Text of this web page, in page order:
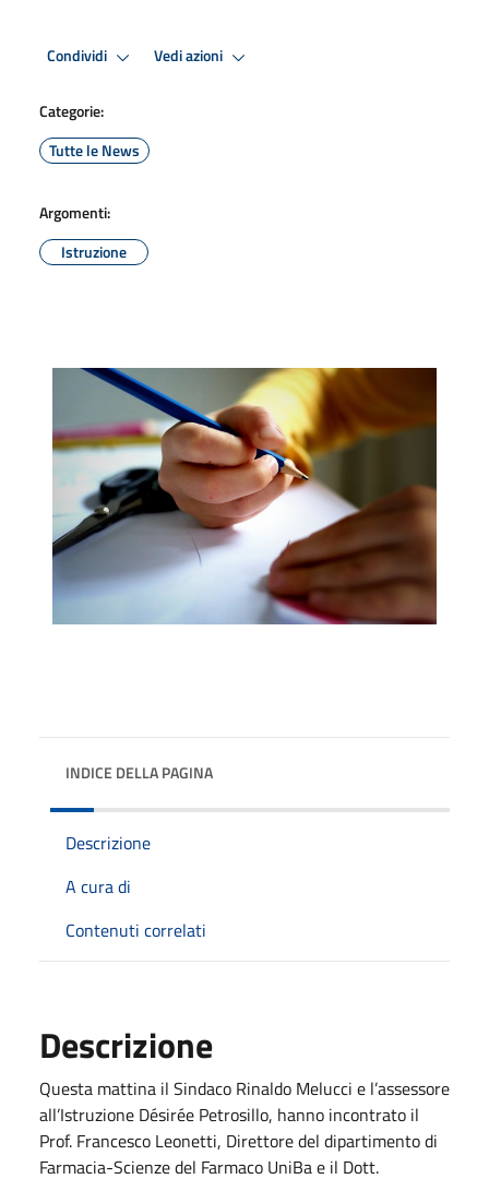
Condividi Vedi azioni
Categorie:
Tutte le News
Argomenti:
Istruzione
INDICE DELLA PAGINA
Descrizione
A cura di
Contenuti correlati
Descrizione
Questa mattina il Sindaco Rinaldo Melucci e l’assessore
all’Istruzione Désirée Petrosillo, hanno incontrato il
Prof. Francesco Leonetti, Direttore del dipartimento di
Farmacia-Scienze del Farmaco UniBa e il Dott.